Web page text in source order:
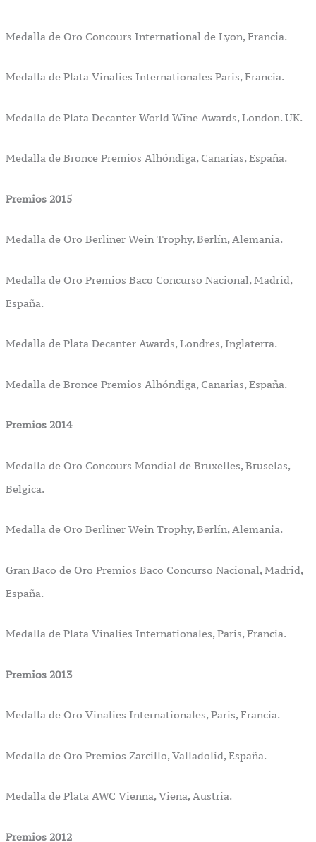
Medalla de Oro Concours International de Lyon, Francia.
Medalla de Plata Vinalies Internationales Paris, Francia.
Medalla de Plata Decanter World Wine Awards, London. UK.
Medalla de Bronce Premios Alhóndiga, Canarias, España.
Premios 2015
Medalla de Oro Berliner Wein Trophy, Berlín, Alemania.
Medalla de Oro Premios Baco Concurso Nacional, Madrid,
España.
Medalla de Plata Decanter Awards, Londres, Inglaterra.
Medalla de Bronce Premios Alhóndiga, Canarias, España.
Premios 2014
Medalla de Oro Concours Mondial de Bruxelles, Bruselas,
Belgica.
Medalla de Oro Berliner Wein Trophy, Berlín, Alemania.
Gran Baco de Oro Premios Baco Concurso Nacional, Madrid,
España.
Medalla de Plata Vinalies Internationales, Paris, Francia.
Premios 2013
Medalla de Oro Vinalies Internationales, Paris, Francia.
Medalla de Oro Premios Zarcillo, Valladolid, España.
Medalla de Plata AWC Vienna, Viena, Austria.
Premios 2012